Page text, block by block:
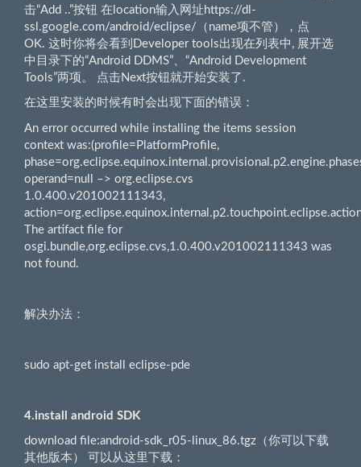
击“Add ..”按钮 在location输入网址https://dl-
ssl.google.com/android/eclipse/（name项不管），点
OK. 这时你将会看到Developer tools出现在列表中, 展开选
中目录下的“Android DDMS”、“Android Development
Tools”两项。 点击Next按钮就开始安装了.
在这里安装的时候有时会出现下面的错误：
An error occurred while installing the items session
context was:(profile=PlatformProfile,
operand=null –> org.eclipse.cvs
1.0.400.v201002111343,
The artifact file for
osgi.bundle,org.eclipse.cvs,1.0.400.v201002111343 was
not found.
解决办法：
sudo apt-get install eclipse-pde
4.install android SDK
download file:android-sdk_r05-linux_86.tgz（你可以下载
其他版本） 可以从这里下载：